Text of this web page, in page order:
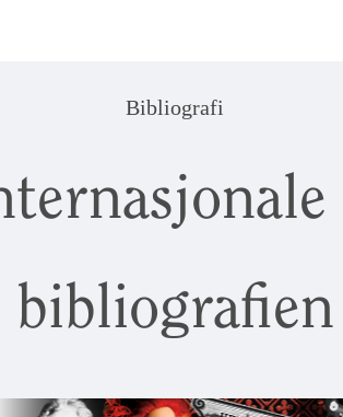
Bibliografi
bibliografien